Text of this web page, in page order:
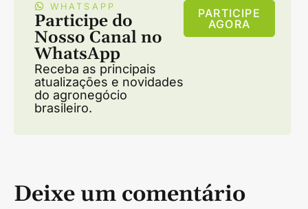
WHATSAPP
Participe do
Nosso Canal no
WhatsApp
Receba as principais
atualizações e novidades
do agronegócio
brasileiro.
PARTICIPE
AGORA
Deixe um comentário